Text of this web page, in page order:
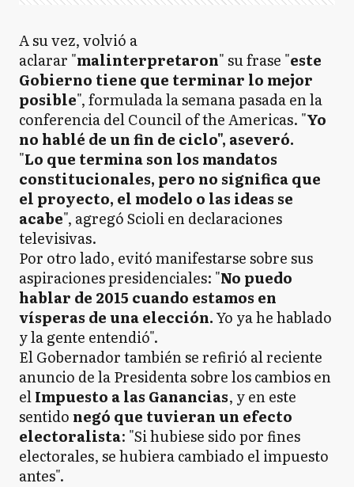
A su vez, volvió a
aclarar "malinterpretaron" su frase "este
Gobierno tiene que terminar lo mejor
posible", formulada la semana pasada en la
conferencia del Council of the Americas. "Yo
no hablé de un fin de ciclo", aseveró.
"Lo que termina son los mandatos
constitucionales, pero no significa que
el proyecto, el modelo o las ideas se
acabe", agregó Scioli en declaraciones
televisivas.
Por otro lado, evitó manifestarse sobre sus
aspiraciones presidenciales: "No puedo
hablar de 2015 cuando estamos en
vísperas de una elección.Yo ya he hablado
y la gente entendió".
El Gobernador también se refirió al reciente
anuncio de la Presidenta sobre los cambios en
elImpuesto a las Ganancias, y en este
sentido negó que tuvieran un efecto
electoralista: "Si hubiese sido por fines
electorales, se hubiera cambiado el impuesto
antes".